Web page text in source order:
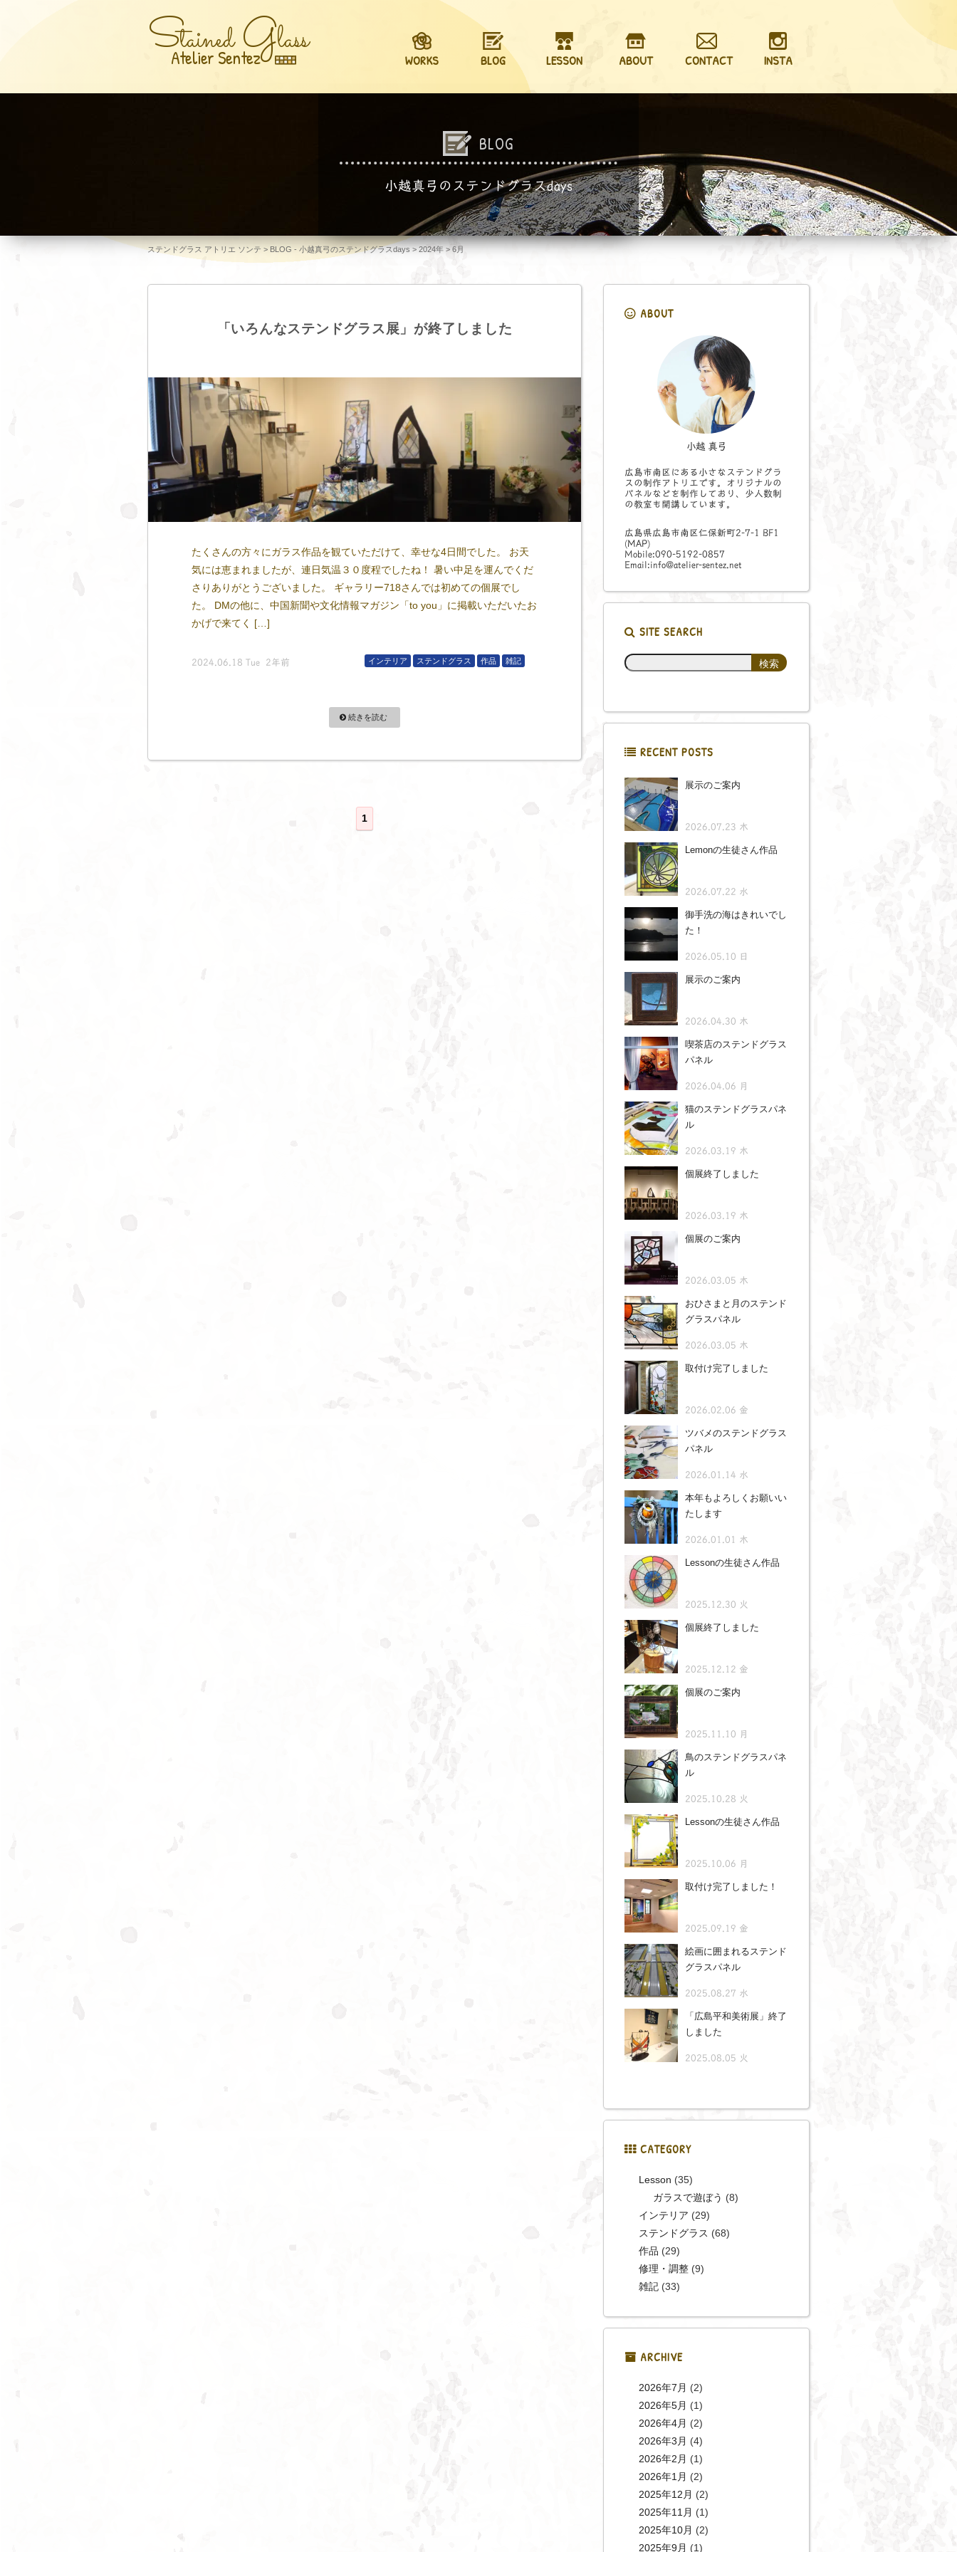
Stained Glass
Atelier Sentez WORKS BLOG LESSON ABOUT CONTACT INSTA
BLOG
小越真弓のステンドグラスdays
ステンドグラス アトリエ ソンテ > BLOG - 小越真弓のステンドグラスdays > 2024年 >6月
「いろんなステンドグラス展」が終了しました
たくさんの方々にガラス作品を観ていただけて、幸せな4日間でした。 お天
気には恵まれましたが、連日気温３０度程でしたね！ 暑い中足を運んでくだ
さりありがとうございました。 ギャラリー718さんでは初めての個展でし
た。 DMの他に、中国新聞や文化情報マガジン「to you」に掲載いただいたお
かげで来てく […]
2024.06.18 Tue 2年前 インテリア ステンドグラス 作品 雑記
続きを読む
1
ABOUT
小越 真弓
広島市南区にある小さなステンドグラ
スの制作アトリエです。オリジナルの
パネルなどを制作しており、少人数制
の教室も開講しています。
広島県広島市南区仁保新町2-7-1 BF1
(MAP)
Mobile:090-5192-0857
Email:info@atelier-sentez.net
SITE SEARCH
RECENT POSTS
展示のご案内
2026.07.23 木
Lemonの生徒さん作品
2026.07.22 水
御手洗の海はきれいでし
た！
2026.05.10 日
展示のご案内
2026.04.30 木
喫茶店のステンドグラス
パネル
2026.04.06 月
猫のステンドグラスパネ
ル
2026.03.19 木
個展終了しました
2026.03.19 木
個展のご案内
2026.03.05 木
おひさまと月のステンド
グラスパネル
2026.03.05 木
取付け完了しました
2026.02.06 金
ツバメのステンドグラス
パネル
2026.01.14 水
本年もよろしくお願いい
たします
2026.01.01 木
Lessonの生徒さん作品
2025.12.30 火
個展終了しました
2025.12.12 金
個展のご案内
2025.11.10 月
鳥のステンドグラスパネ
ル
2025.10.28 火
Lessonの生徒さん作品
2025.10.06 月
取付け完了しました！
2025.09.19 金
絵画に囲まれるステンド
グラスパネル
2025.08.27 水
「広島平和美術展」終了
しました
2025.08.05 火
CATEGORY
Lesson (35)
ガラスで遊ぼう (8)
インテリア (29)
ステンドグラス (68)
作品 (29)
修理・調整(9)
雑記(33)
ARCHIVE
2026年7月 (2)
2026年5月 (1)
2026年4月 (2)
2026年3月 (4)
2026年2月 (1)
2026年1月 (2)
2025年12月 (2)
2025年11月 (1)
2025年10月 (2)
2025年9月 (1)